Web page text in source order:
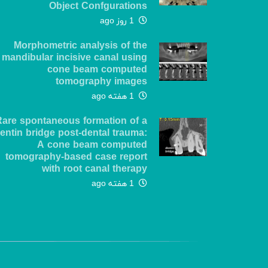
Object Confgurations
1 روز ago
Morphometric analysis of the
mandibular incisive canal using
cone beam computed
tomography images
1 هفته ago
spontaneous formation of a
bridge post-dental trauma:
A cone beam computed
tomography-based case report
with root canal therapy
1 هفته ago